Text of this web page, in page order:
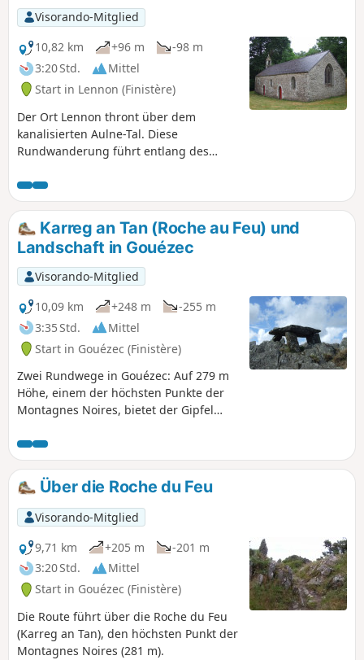
Visorando-Mitglied
10,82 km
+96 m
-98 m
3:20 Std.
Mittel
Start in Lennon (Finistère)
Der Ort Lennon thront über dem
kanalisierten Aulne-Tal. Diese
Rundwanderung führt entlang des
der Schleuse von Rosvéguen wurde ein
kleines Schifffahrtsmuseum
eingerichtet, und weiter flussabwärts
kann man „Le Victor“ sehen, eines der
letzten Lastkähne, die auf diesem
Abschnitt des Kanals gegehen sind.Der
Rückweg führt über Wege durch die
Landschaft, auf denen man einen Teil
des Kulturerbes der Gemeinde
entdecken kann: die Kapellen Saint-
Maudez und Saint-Nicolas sowie zwei
Kalvarienberge.
Karreg an Tan (Roche au Feu) und
Landschaft in Gouézec
Visorando-Mitglied
10,09 km
+248 m
-255 m
3:35 Std.
Mittel
Start in Gouézec (Finistère)
Zwei Rundwege in Gouézec: Auf 279 m
Höhe, einem der höchsten Punkte der
Montagnes Noires, bietet der Gipfel
360°-Panoramablick auf das Tal der
Aulne, die Monts d'Arrée und die Bucht
von Douarnenez.Sein Name leitet sich
davon ab, dass während der
normannischen Invasionen im 9.
Jahrhundert ein Wächter dort ein Feuer
entzündete, um die Bevölkerung zu
warnen, und dieses Feuer von der
gesamten Region des Châteaulin-
Beckens aus zu sehen war. Zurück am
Parkplatz führt eine zweite
Rundwanderung durch die Landschaft
im unteren Teil von Gouézec.
Über die Roche du Feu
Visorando-Mitglied
9,71 km
+205 m
-201 m
3:20 Std.
Mittel
Start in Gouézec (Finistère)
Die Route führt über die Roche du Feu
(Karreg an Tan), den höchsten Punkt der
Montagnes Noires (281 m).